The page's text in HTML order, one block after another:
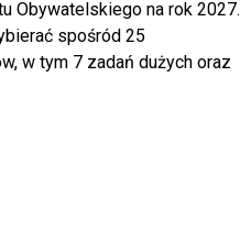
Obywatelskiego na rok 2027.
spośród 25
w tym 7 zadań dużych oraz